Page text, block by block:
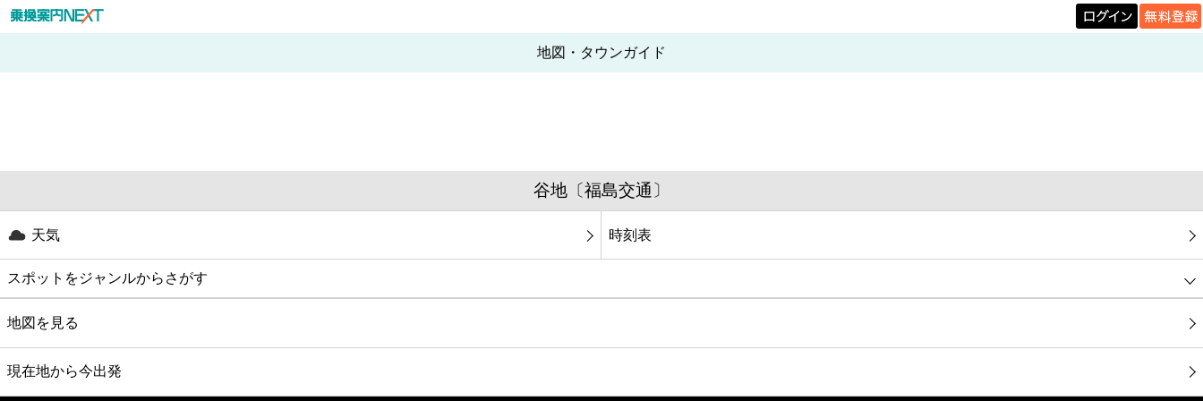
地図・タウンガイド
谷地〔福島交通〕
天気 時刻表
スポットをジャンルからさがす
グルメ
映画
地図を見る
現在地から今出発